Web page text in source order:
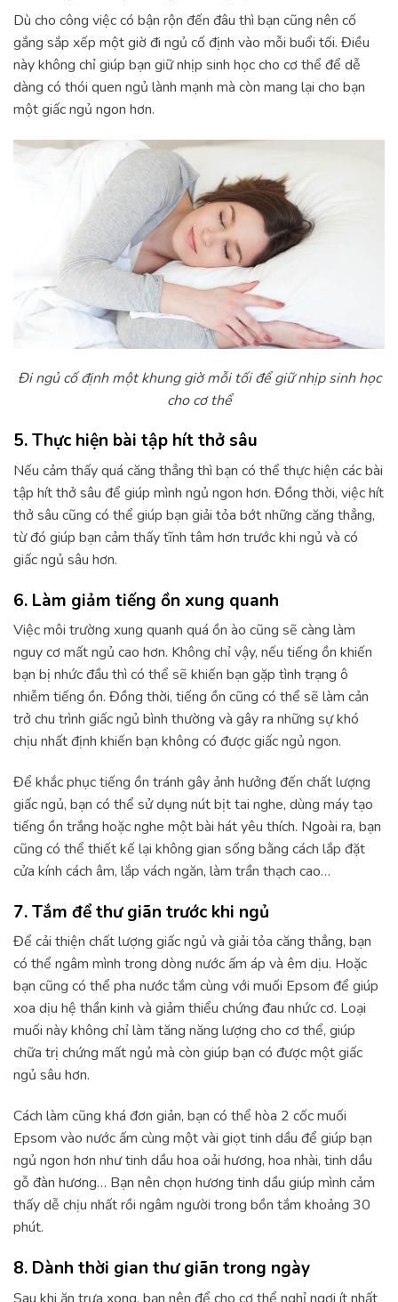
Dù cho công việc có bận rộn đến đâu thì bạn cũng nên cố
gắng sắp xếp một giờ đi ngủ cố định vào mỗi buổi tối. Điều
này không chỉ giúp bạn giữ nhịp sinh học cho cơ thể để dễ
dàng có thói quen ngủ lành mạnh mà còn mang lại cho bạn
một giấc ngủ ngon hơn.
Đi ngủ cố định một khung giờ mỗi tối để giữ nhịp sinh học
cho cơ thể
5. Thực hiện bài tập hít thở sâu
Nếu cảm thấy quá căng thẳng thì bạn có thể thực hiện các bài
tập hít thở sâu để giúp mình ngủ ngon hơn. Đồng thời, việc hít
thở sâu cũng có thể giúp bạn giải tỏa bớt những căng thẳng,
từ đó giúp bạn cảm thấy tĩnh tâm hơn trước khi ngủ và có
giấc ngủ sâu hơn.
6. Làm giảm tiếng ồn xung quanh
Việc môi trường xung quanh quá ồn ào cũng sẽ càng làm
nguy cơ mất ngủ cao hơn. Không chỉ vậy, nếu tiếng ồn khiến
bạn bị nhức đầu thì có thể sẽ khiến bạn gặp tình trạng ô
nhiễm tiếng ồn. Đồng thời, tiếng ồn cũng có thể sẽ làm cản
trở chu trình giấc ngủ bình thường và gây ra những sự khó
chịu nhất định khiến bạn không có được giấc ngủ ngon.
Để khắc phục tiếng ồn tránh gây ảnh hưởng đến chất lượng
giấc ngủ, bạn có thể sử dụng nút bịt tai nghe, dùng máy tạo
tiếng ồn trắng hoặc nghe một bài hát yêu thích. Ngoài ra, bạn
cũng có thể thiết kế lại không gian sống bằng cách lắp đặt
cửa kính cách âm, lắp vách ngăn, làm trần thạch cao…
7. Tắm để thư giãn trước khi ngủ
Để cải thiện chất lượng giấc ngủ và giải tỏa căng thẳng, bạn
có thể ngâm mình trong dòng nước ấm áp và êm dịu. Hoặc
bạn cũng có thể pha nước tắm cùng với muối Epsom để giúp
xoa dịu hệ thần kinh và giảm thiểu chứng đau nhức cơ. Loại
muối này không chỉ làm tăng năng lượng cho cơ thể, giúp
chữa trị chứng mất ngủ mà còn giúp bạn có được một giấc
ngủ sâu hơn.
Cách làm cũng khá đơn giản, bạn có thể hòa 2 cốc muối
Epsom vào nước ấm cùng một vài giọt tinh dầu để giúp bạn
ngủ ngon hơn như tinh dầu hoa oải hương, hoa nhài, tinh dầu
gỗ đàn hương… Bạn nên chọn hương tinh dầu giúp mình cảm
thấy dễ chịu nhất rồi ngâm người trong bồn tắm khoảng 30
phút.
8. Dành thời gian thư giãn trong ngày